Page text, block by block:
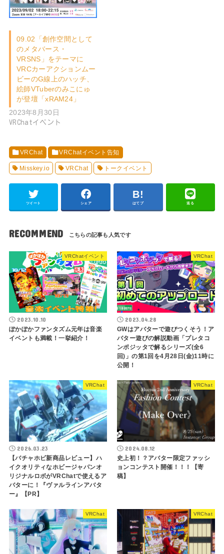
09.02「創作空間として
のメタバース・
VRSNS」をテーマに
VRCカーアクションムー
ビーのG線上のハッチ、
絵師VTuberのみこにゅ
が登壇「xRAM24」
2023年8月30日
VRChatイベント
VRChat VRChatイベント告知
Misskey.io VRChat トークイベント
ツイート シェア はてブ 送る
RECOMMEND
VRChatイベント
2023.10.10
ぽかぽかファンタズム元年は音楽
イベントも満載！一挙紹介！
VRChat
2023.04.28
GWはアバターで遊びつくそう！ア
バター遊びの解説動画「プレタコ
ンポジッタで解るシリーズ(全6
回)」の第1回を4月28日(金)11時に
公開！
VRChat
2026.03.23
【バチャホビ新商品レビュー】ハ
イクオリティなホビージャパンオ
リジナルロボがVRChatで使えるア
バターに！『ヴァルラインアバタ
ー』【PR】
VRChat
2024.08.12
史上初！？アバター限定ファッシ
ョンコンテスト開催！！！【寄
稿】
VRChat VRChat